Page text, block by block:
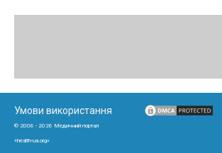
Умови використання
© 2006 - 2026 Медичний портал
«health-ua.org»